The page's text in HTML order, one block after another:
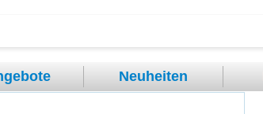
Neuheiten